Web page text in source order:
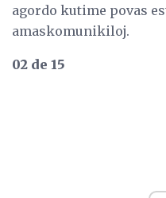
agordo kutime povas
amaskomunikiloj.
02 de 15